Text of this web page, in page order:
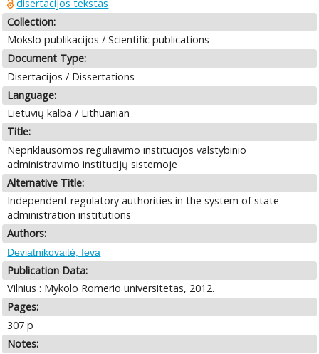
disertacijos tekstas
Collection:
Mokslo publikacijos / Scientific publications
Document Type:
Disertacijos / Dissertations
Language:
Lietuvių kalba / Lithuanian
Title:
Nepriklausomos reguliavimo institucijos valstybinio
administravimo institucijų sistemoje
Alternative Title:
Independent regulatory authorities in the system of state
administration institutions
Authors:
Deviatnikovaitė, Ieva
Publication Data:
Vilnius : Mykolo Romerio universitetas, 2012.
Pages:
307 p
Notes: